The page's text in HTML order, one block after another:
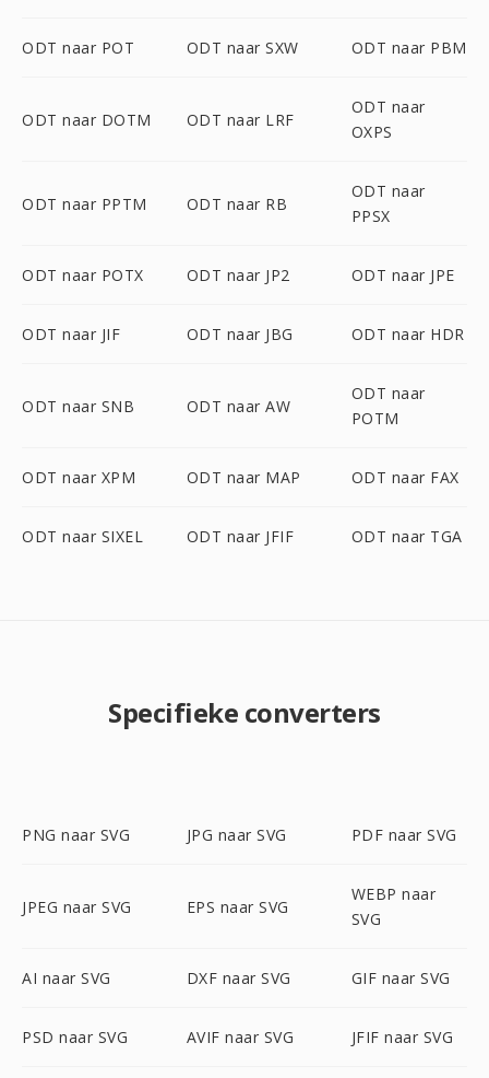
ODT naar POT ODT naar SXW ODT naar PBM
ODT naar DOTM ODT naar LRF
ODT naar
OXPS
ODT naar PPTM ODT naar RB
ODT naar
PPSX
ODT naar POTX ODT naar JP2 ODT naar JPE
ODT naar JIF ODT naar JBG ODT naar HDR
ODT naar SNB ODT naar AW
ODT naar
POTM
ODT naar XPM ODT naar MAP ODT naar FAX
ODT naar SIXEL ODT naar JFIF ODT naar TGA
Specifieke converters
PNG naar SVG JPG naar SVG PDF naar SVG
JPEG naar SVG EPS naar SVG
WEBP naar
SVG
AI naar SVG DXF naar SVG GIF naar SVG
PSD naar SVG AVIF naar SVG JFIF naar SVG